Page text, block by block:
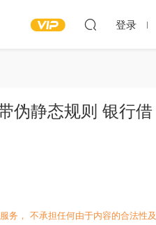
登录
伪静态规则 银行借
务， 不承担任何由于内容的合法性及